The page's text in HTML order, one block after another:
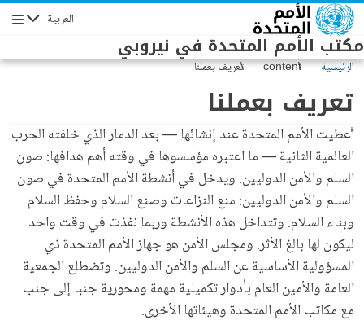
Skip to main content العربية
مكتب الأمم المتحدة في نيروبي
الرئيسية content تعريف بعملنا
تعريف بعملنا
أُعطيت الأمم المتحدة عند إنشائها — بعد الدمار الذي خلفته الحرب
العالمية الثانية — ما اعتبره مؤسسوها في وقته أهم هدافها: صون
السلم والأمن الدوليين. ويدخل في أنشطة الأمم المتحدة في صون
السلم والأمن الدوليين: منع النزاعات وصنع السلام وحفظ السلام
وبناء السلام. وتتداخل هذه الأنشطة وربما نفذت في وقت واحد
ليكون لها بالغ الأثر. ومجلس الأمن هو جهاز الأمم المتحدة ذي
المسؤولية الأساسية عن السلم والأمن الدوليين. وتضطلع الجمعية
العامة والأمين العام بأدوار تكميلية مهمة ومحورية جنبا إلى جنب
مع مكاتب الأمم المتحدة وهيئاتها الأخرى.